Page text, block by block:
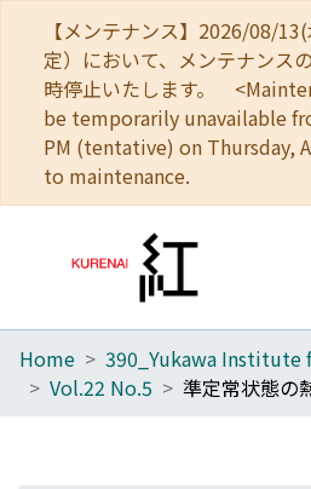
【メンテナンス】2026/08/
定）において、メンテナンス
時停止いたします。
be temporarily unavailable
PM (tentative) on Thursday,
to maintenance.
Home
Home
Vol.22 No.5